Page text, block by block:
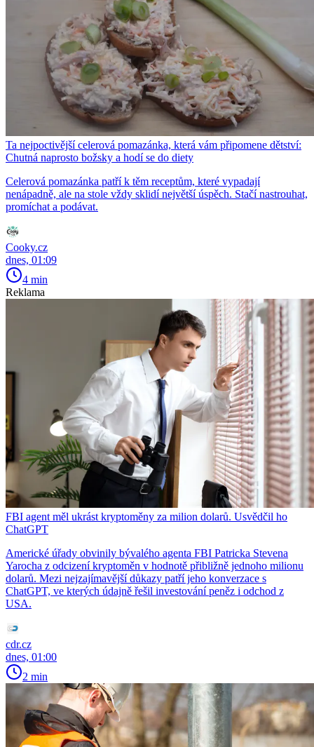
Ta nejpoctivější celerová pomazánka, která vám připomene dětství:
Chutná naprosto božsky a hodí se do diety
Celerová pomazánka patří k těm receptům, které vypadají
nenápadně, ale na stole vždy sklidí největší úspěch. Stačí nastrouhat,
promíchat a podávat.
Cooky.cz
dnes, 01:09
4 min
Reklama
FBI agent měl ukrást kryptoměny za milion dolarů. Usvědčil ho
ChatGPT
Americké úřady obvinily bývalého agenta FBI Patricka Stevena
Yarocha z odcizení kryptoměn v hodnotě přibližně jednoho milionu
dolarů. Mezi nejzajímavější důkazy patří jeho konverzace s
ChatGPT, ve kterých údajně řešil investování peněz i odchod z
USA.
cdr.cz
dnes, 01:00
2 min